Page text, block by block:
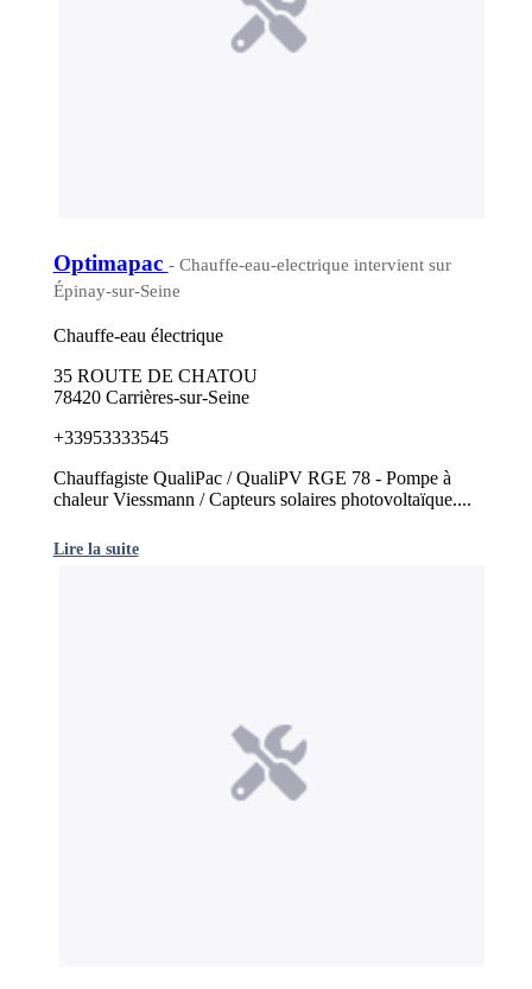
Optimapac - Chauffe-eau-electrique intervient sur
Épinay-sur-Seine
Chauffe-eau électrique
35 ROUTE DE CHATOU
78420 Carrières-sur-Seine
+33953333545
Chauffagiste QualiPac / QualiPV RGE 78 - Pompe à
chaleur Viessmann / Capteurs solaires photovoltaïque....
Lire la suite